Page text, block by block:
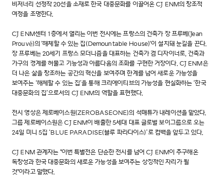
비저너리 선정작 20선을 소재로 한국 대중문화를 이끌어온 CJ ENM의 창조적
여정을 조명한다.
CJ ENM센터 1층에서 열리는 이번 전시에는 프랑스의 건축가 장 프루베(Jean
Prouvé)의 '해체할 수 있는 집(Demountable House)'이 설치돼 눈길을 끈다.
장 프루베는 20세기 프랑스 모더니즘을 대표하는 건축가 겸 디자이너로, 건축과
가구의 경계를 허물고 기능성과 아름다움의 조화를 구현한 거장이다. CJ ENM은
더 나은 삶을 창조하는 공간의 혁신을 보여주며 한계를 넘어 새로운 가능성을
보여주는 ‘해체할 수 있는 집’을 통해 크리에이티브의 가능성을 현실화하는 ‘한국
대중문화의 집’으로서의 CJ ENM의 역할을 표현했다.
전시 영상은 제로베이스원(ZEROBASEONE)의 석매튜가 내레이션을 맡았다.
그룹 제로베이스원은 CJ ENM이 배출한 5세대 대표 글로벌 보이그룹으로 오는
24일 미니 5집 ‘BLUE PARADISE(블루 파라다이스)’로 컴백을 앞두고 있다.
CJ ENM 관계자는 "이번 특별전은 단순한 전시를 넘어 CJ ENM이 추구해온
독창성과 한국 대중문화의 새로운 가능성을 보여주는 상징적인 자리가 될
것"이라고 말했다.